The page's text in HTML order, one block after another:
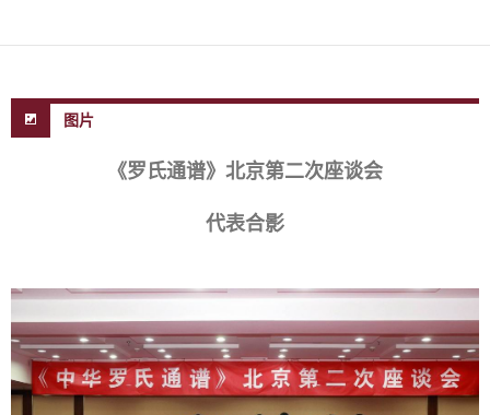
图片
《罗氏通谱》北京第二次座谈会
代表合影